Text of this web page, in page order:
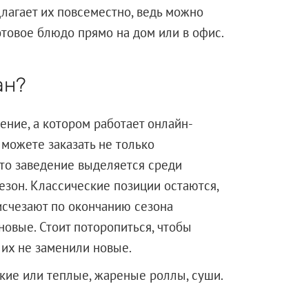
их повсеместно, ведь можно
блюдо прямо на дом или в офис.
а котором работает онлайн-
заказать не только
заведение выделяется среди
Классические позиции остаются,
по окончанию сезона
Стоит поторопиться, чтобы
не заменили новые.
или теплые, жареные роллы, суши.